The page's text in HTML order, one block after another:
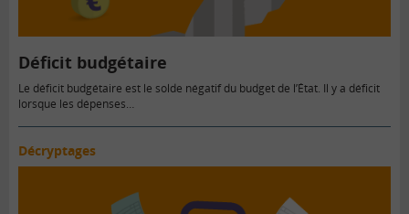
Déficit budgétaire
Le déficit budgétaire est le solde négatif du budget de l’État. Il y a déficit
lorsque les dépenses…
Décryptages